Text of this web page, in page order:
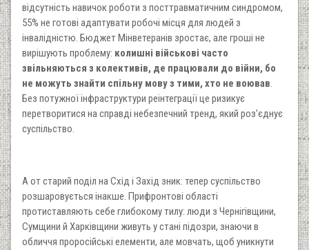
відсутність навичок роботи з посттравматичним синдромом,
55% не готові адаптувати робочі місця для людей з
інвалідністю. Бюджет Мінветеранів зростає, але гроші не
вирішують проблему: колишні військові часто
звільняються з колективів, де працювали до війни, бо
не можуть знайти спільну мову з тими, хто не воював.
Без потужної інфраструктури реінтеграції це ризикує
перетворитися на справді небезпечний тренд, який роз'єднує
суспільство.
А от старий поділ на Схід і Захід зник: тепер суспільство
розшаровується інакше. Прифронтові області
протиставляють себе глибокому тилу: люди з Чернігівщини,
Сумщини й Харківщини живуть у стані підозри, знаючи в
обличчя проросійські елементи, але мовчать, щоб уникнути